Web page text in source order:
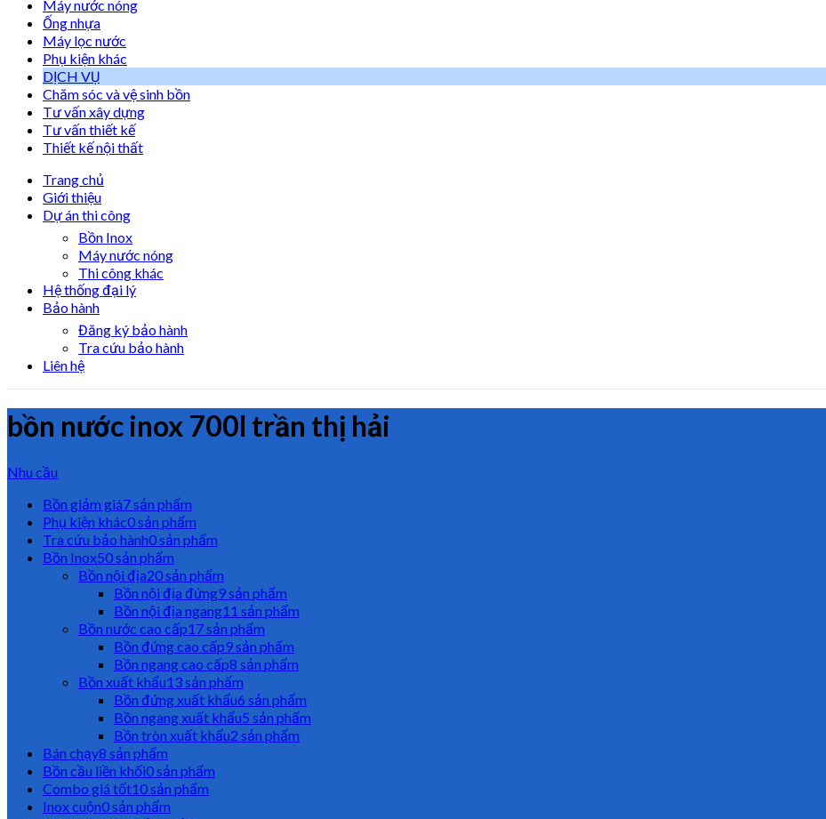
Máy nước nóng
Ống nhựa
Máy lọc nước
Phụ kiện khác
DỊCH VỤ
Chăm sóc và vệ sinh bồn
Tư vấn xây dựng
Tư vấn thiết kế
Thiết kế nội thất
Trang chủ
Giới thiệu
Dự án thi công
Bồn Inox
Máy nước nóng
Thi công khác
Hệ thống đại lý
Bảo hành
Đăng ký bảo hành
Tra cứu bảo hành
Liên hệ
bồn nước inox 700l trần thị hải
Nhu cầu
Bồn giảm giá7 sản phẩm
Phụ kiện khác0 sản phẩm
Tra cứu bảo hành0 sản phẩm
Bồn Inox50 sản phẩm
Bồn nội địa20 sản phẩm
Bồn nội địa đứng9 sản phẩm
Bồn nội địa ngang11 sản phẩm
Bồn nước cao cấp17 sản phẩm
Bồn đứng cao cấp9 sản phẩm
Bồn ngang cao cấp8 sản phẩm
Bồn xuất khẩu13 sản phẩm
Bồn đứng xuất khẩu6 sản phẩm
Bồn ngang xuất khẩu5 sản phẩm
Bồn tròn xuất khẩu2 sản phẩm
Bán chạy8 sản phẩm
Bồn cầu liền khối0 sản phẩm
Combo giá tốt10 sản phẩm
Inox cuộn0 sản phẩm